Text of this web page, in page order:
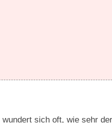
sich oft, wie sehr